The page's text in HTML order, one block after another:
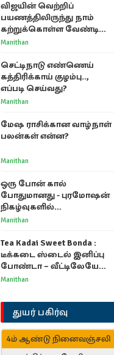
விஜயின் வெற்றிப்
பயணத்திலிருந்து நாம்
கற்றுக்கொள்ள வேண்டிய
முக்கிய 3 விடயங்கள்!
Manithan
செட்டிநாடு எண்ணெய்
கத்திரிக்காய் குழம்பு..,
எப்படி செய்வது?
Manithan
மேஷ ராசிக்கான வாழ்நாள்
பலன்கள் என்ன?
Manithan
ஒரு போன் கால்
போதுமானது - புரமோஷன்
நிகழ்வுகளில்
பங்கேற்காதது குறித்து
Manithan
Tea Kadai Sweet Bonda :
டீக்கடை ஸ்டைல் இனிப்பு
போண்டா – வீட்டிலேயே
செய்வது எப்படி?
Manithan
துயர் பகிர்வு
4ம் ஆண்டு நினைவஞ்சலி